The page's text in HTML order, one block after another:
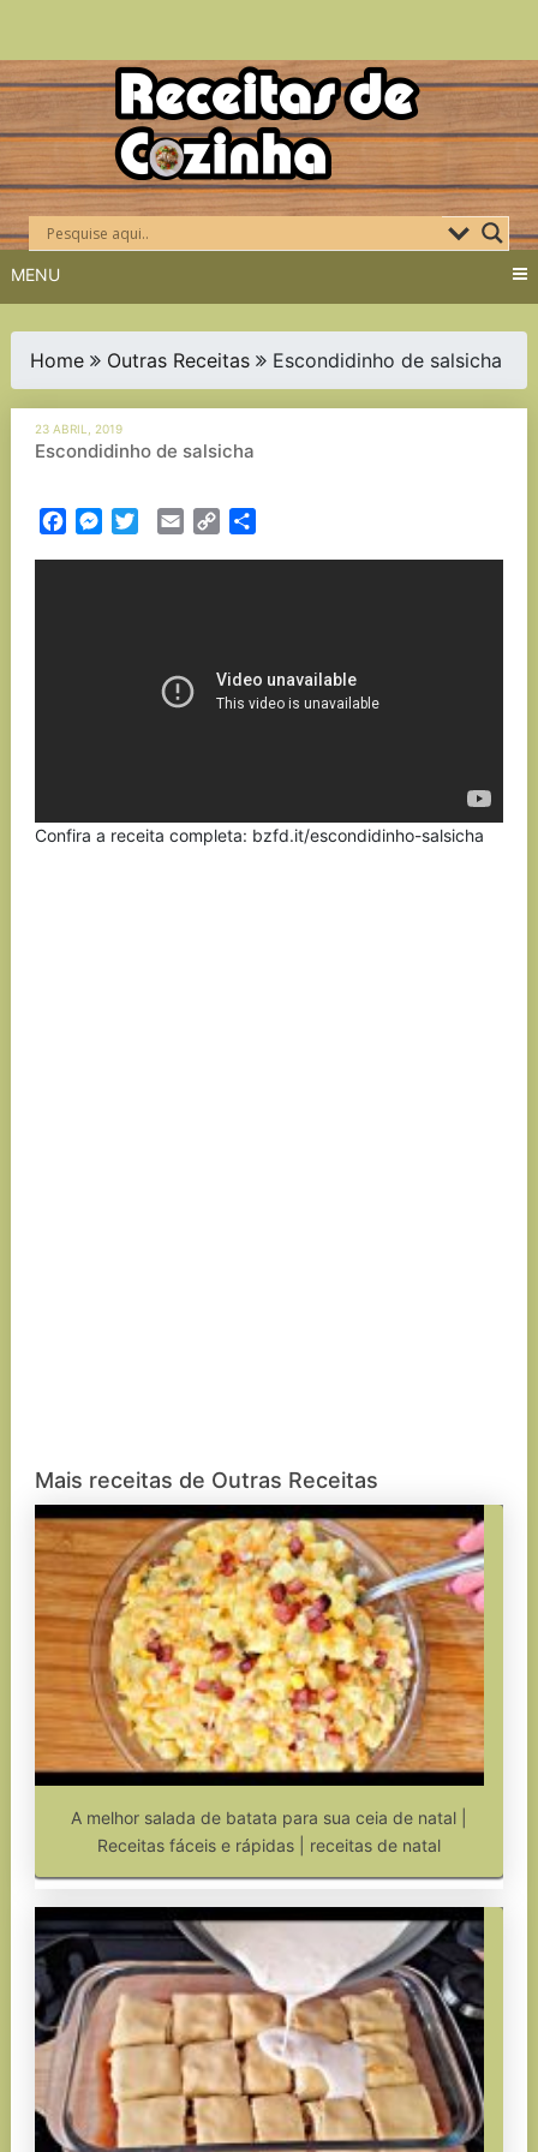
Skip
to
content
MENU
Home Outras Receitas Escondidinho de salsicha
23 ABRIL, 2019
Escondidinho de salsicha
FacebookMessenger
TwitterEmail Copy
Confira a receita completa: bzfd.it/escondidinho-salsicha
Mais receitas de Outras Receitas
A melhor salada de batata para sua ceia de natal |
Receitas fáceis e rápidas | receitas de natal